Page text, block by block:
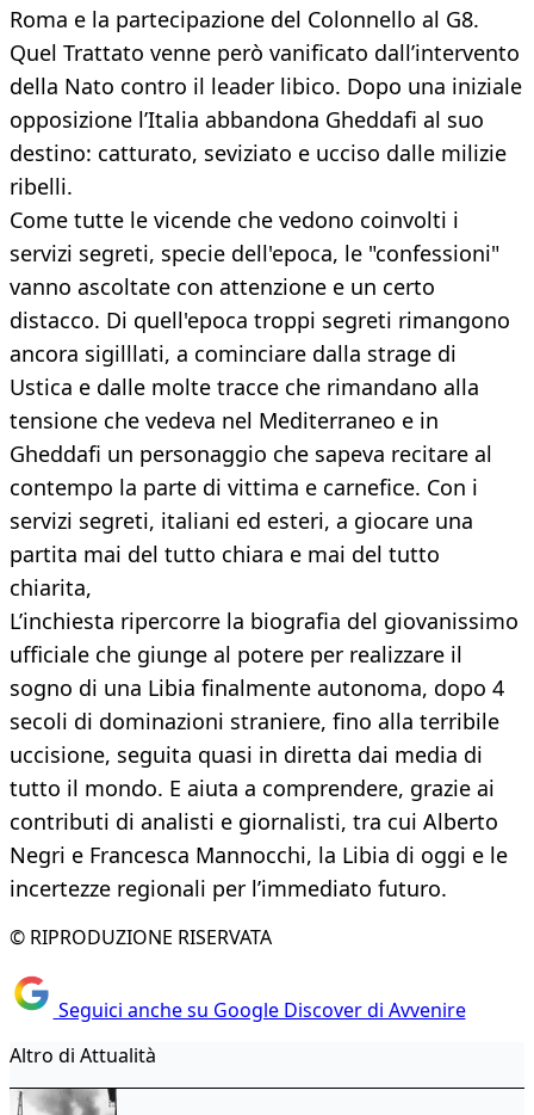
Roma e la partecipazione del Colonnello al G8.
Quel Trattato venne però vanificato dall’intervento
della Nato contro il leader libico. Dopo una iniziale
opposizione l’Italia abbandona Gheddafi al suo
destino: catturato, seviziato e ucciso dalle milizie
ribelli.
Come tutte le vicende che vedono coinvolti i
servizi segreti, specie dell'epoca, le "confessioni"
vanno ascoltate con attenzione e un certo
distacco. Di quell'epoca troppi segreti rimangono
ancora sigilllati, a cominciare dalla strage di
Ustica e dalle molte tracce che rimandano alla
tensione che vedeva nel Mediterraneo e in
Gheddafi un personaggio che sapeva recitare al
contempo la parte di vittima e carnefice. Con i
servizi segreti, italiani ed esteri, a giocare una
partita mai del tutto chiara e mai del tutto
chiarita,
L’inchiesta ripercorre la biografia del giovanissimo
ufficiale che giunge al potere per realizzare il
sogno di una Libia finalmente autonoma, dopo 4
secoli di dominazioni straniere, fino alla terribile
uccisione, seguita quasi in diretta dai media di
tutto il mondo. E aiuta a comprendere, grazie ai
contributi di analisti e giornalisti, tra cui Alberto
Negri e Francesca Mannocchi, la Libia di oggi e le
incertezze regionali per l’immediato futuro.
© RIPRODUZIONE RISERVATA
Seguici anche su Google Discover di Avvenire
Altro di Attualità